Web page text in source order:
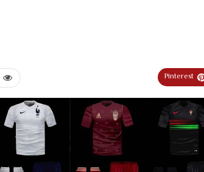
Pinterest